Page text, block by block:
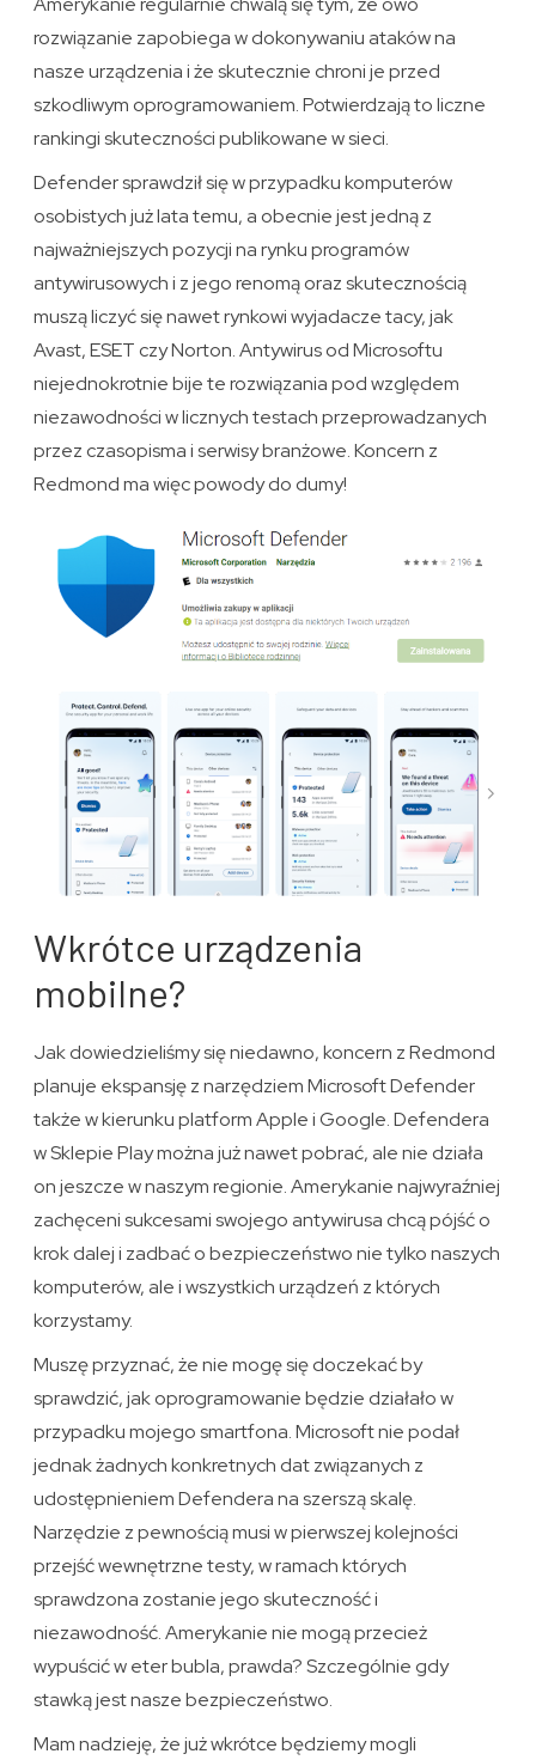
rozwiązanie zapobiega w dokonywaniu ataków na
nasze urządzenia i że skutecznie chroni je przed
szkodliwym oprogramowaniem. Potwierdzają to liczne
rankingi skuteczności publikowane w sieci.
Defender sprawdził się w przypadku komputerów
osobistych już lata temu, a obecnie jest jedną z
najważniejszych pozycji na rynku programów
antywirusowych i z jego renomą oraz skutecznością
muszą liczyć się nawet rynkowi wyjadacze tacy, jak
Avast, ESET czy Norton. Antywirus od Microsoftu
niejednokrotnie bije te rozwiązania pod względem
niezawodności w licznych testach przeprowadzanych
przez czasopisma i serwisy branżowe. Koncern z
Redmond ma więc powody do dumy!
Wkrótce urządzenia
mobilne?
Jak dowiedzieliśmy się niedawno, koncern z Redmond
planuje ekspansję z narzędziem Microsoft Defender
także w kierunku platform Apple i Google. Defendera
w Sklepie Play można już nawet pobrać, ale nie działa
on jeszcze w naszym regionie. Amerykanie najwyraźniej
zachęceni sukcesami swojego antywirusa chcą pójść o
krok dalej i zadbać o bezpieczeństwo nie tylko naszych
komputerów, ale i wszystkich urządzeń z których
korzystamy.
Muszę przyznać, że nie mogę się doczekać by
sprawdzić, jak oprogramowanie będzie działało w
przypadku mojego smartfona. Microsoft nie podał
jednak żadnych konkretnych dat związanych z
udostępnieniem Defendera na szerszą skalę.
Narzędzie z pewnością musi w pierwszej kolejności
przejść wewnętrzne testy, w ramach których
sprawdzona zostanie jego skuteczność i
niezawodność. Amerykanie nie mogą przecież
wypuścić w eter bubla, prawda? Szczególnie gdy
stawką jest nasze bezpieczeństwo.
Mam nadzieję, że już wkrótce będziemy mogli